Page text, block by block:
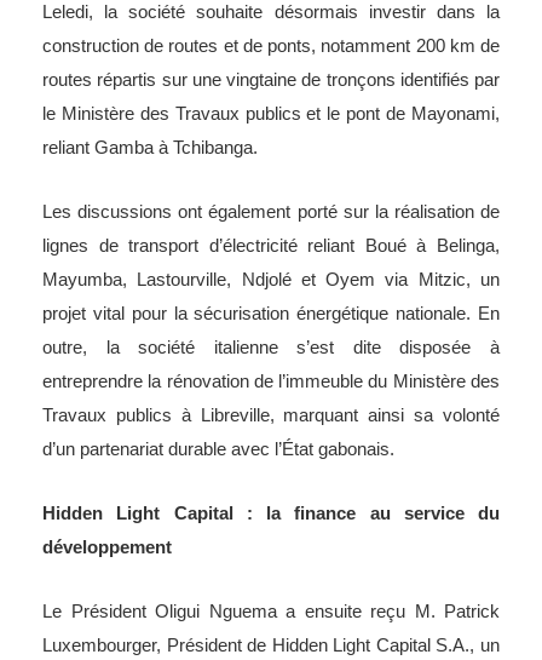
Leledi, la société souhaite désormais investir dans la
construction de routes et de ponts, notamment 200 km de
routes répartis sur une vingtaine de tronçons identifiés par
le Ministère des Travaux publics et le pont de Mayonami,
reliant Gamba à Tchibanga.
Les discussions ont également porté sur la réalisation de
lignes de transport d’électricité reliant Boué à Belinga,
Mayumba, Lastourville, Ndjolé et Oyem via Mitzic, un
projet vital pour la sécurisation énergétique nationale. En
outre, la société italienne s’est dite disposée à
entreprendre la rénovation de l’immeuble du Ministère des
Travaux publics à Libreville, marquant ainsi sa volonté
d’un partenariat durable avec l’État gabonais.
Hidden Light Capital : la finance au service du
développement
Le Président Oligui Nguema a ensuite reçu M. Patrick
Luxembourger, Président de Hidden Light Capital S.A., un